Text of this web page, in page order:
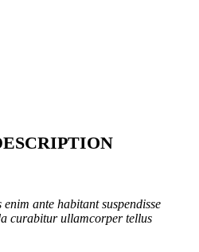
ante habitant suspendisse
curabitur ullamcorper tellus